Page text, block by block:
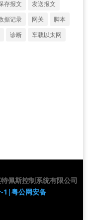
存报文
发送报文
据记录 网关
脚本
诊断
车载以太网
佩斯控制系统有限公司
-1|粤公网安备